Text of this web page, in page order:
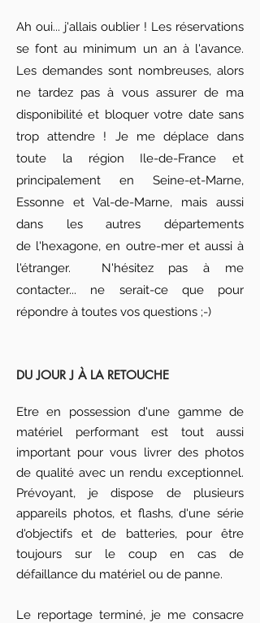
Ah oui... j'allais oublier ! Les réservations
se font au minimum un an à l'avance.
Les demandes sont nombreuses, alors
ne tardez pas à vous assurer de ma
disponibilité et bloquer votre date sans
trop attendre ! Je me déplace dans
toute la région Ile-de-France et
principalement en Seine-et-Marne,
Essonne et Val-de-Marne, mais aussi
dans les autres départements
de l'hexagone, en outre-mer et aussi à
l'étranger. N'hésitez pas à me
contacter... ne serait-ce que pour
répondre à toutes vos questions ;-)
DU JOUR J À LA RETOUCHE
Etre en possession d'une gamme de
matériel performant est tout aussi
important pour vous livrer des photos
de qualité avec un rendu exceptionnel.
Prévoyant, je dispose de plusieurs
appareils photos, et flashs, d'une série
d'objectifs et de batteries, pour être
toujours sur le coup en cas de
défaillance du matériel ou de panne.
Le reportage terminé, je me consacre